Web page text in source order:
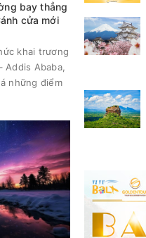
bay thẳng
cửa mới
khai trương
Addis Ababa,
những điểm